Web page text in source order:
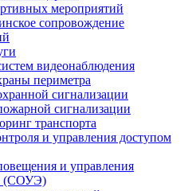
мероприятий
сопровождение
видеонаблюдения
периметра
сигнализации
сигнализации
транспорта
и управления доступом
и управления
(СОУЭ)